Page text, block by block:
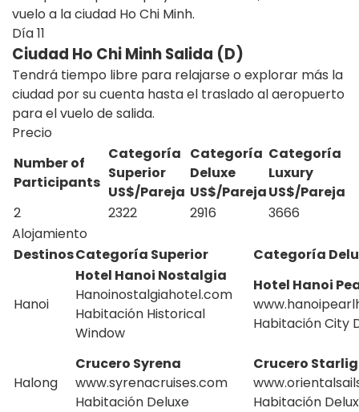
vuelo a la ciudad Ho Chi Minh.
Día11
Ciudad Ho Chi Minh Salida (D)
Tendrá tiempo libre para relajarse o explorar más la
ciudad por su cuenta hasta el traslado al aeropuerto
para el vuelo de salida.
Precio
Number of
Participants
Categoría
Superior
US$/Pareja
Categoría
Deluxe
US$/Pareja
Categoría
Luxury
US$/Pareja
2
2322 2916
3666
Alojamiento
DestinosCategoría Superior Categoría
Hanoi
Hotel Hanoi Nostalgia
Hanoinostalgiahotel.com
Habitación Historical
Window
Hotel Hanoi
Habitación City
Halong
Crucero Syrena
www.syrenacruises.com
Habitación Deluxe
Crucero
Habitación